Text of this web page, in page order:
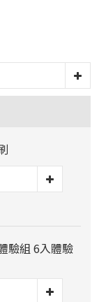
驗組 6入體驗